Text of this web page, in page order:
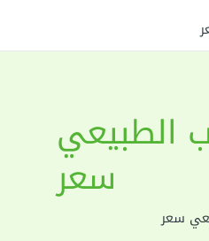
الطبيعي
سعر
سعر